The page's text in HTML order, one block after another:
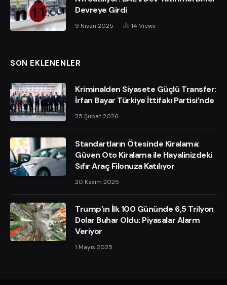
Devreye Girdi
9 Nisan 2025 14 Views
SON EKLENENLER
Kriminalden Siyasete Güçlü Transfer:
İrfan Bayar Türkiye İttifakı Partisi’nde
25 Şubat 2026
Standartların Ötesinde Kiralama:
Güven Oto Kiralama ile Hayalinizdeki
Sıfır Araç Filonuza Katılıyor
20 Kasım 2025
Trump’ın İlk 100 Gününde 6,5 Trilyon
Dolar Buhar Oldu: Piyasalar Alarm
Veriyor
1 Mayıs 2025